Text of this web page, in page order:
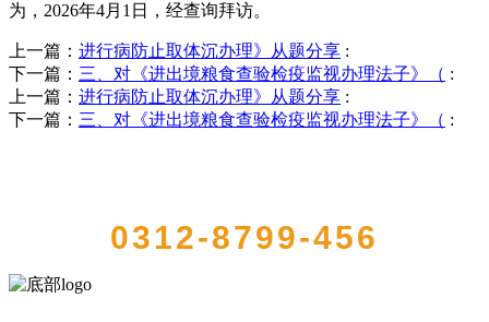
为，2026年4月1日，经查询拜访。
上一篇： 进行病防止取体沉办理》从题分享 :
下一篇： 三、对《进出境粮食查验检疫监视办理法子》（ :
上一篇： 进行病防止取体沉办理》从题分享 :
下一篇： 三、对《进出境粮食查验检疫监视办理法子》（ :
0312-8799-456